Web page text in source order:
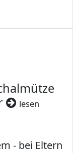
lesen
- bei Eltern